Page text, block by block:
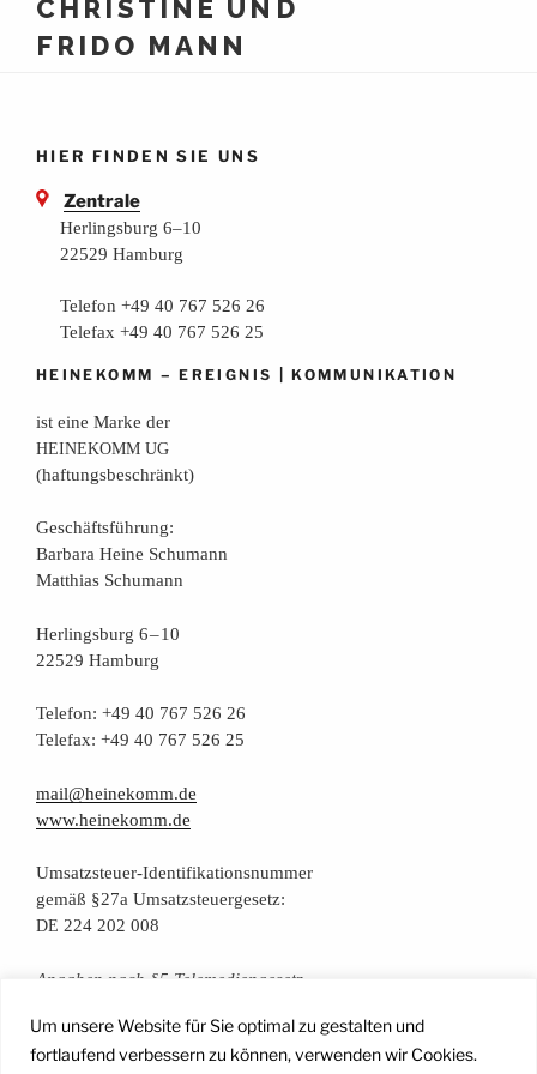
Um unsere Website für Sie optimal zu gestalten und
fortlaufend verbessern zu können, verwenden wir Cookies.
CHRISTINE UND
FRIDO MANN
HIER FINDEN SIE UNS
Zentrale
Herlingsburg 6–10
22529 Hamburg
Telefon +49 40 767 526 26
Telefax +49 40 767 526 25
HEINEKOMM –EREIGNIS |KOMMUNIKATION
ist eine Mar­ke der
HEINEKOMM UG
(haf­tungs­be­schränkt)
Geschäfts­füh­rung:
Bar­ba­ra Hei­ne Schumann
Mat­thi­as Schumann
Her­lings­burg 6 – 10
22529 Hamburg
Tele­fon: +49 40 767 526 26
Tele­fax: +49 40 767 526 25
mail@heinekomm.de
www.heinekomm.de
Umsatz­steu­er-Iden­ti­fi­ka­ti­ons­num­mer
gemäß §27a Umsatzsteuergesetz:
DE 224 202 008
Anga­ben nach §5 Telemediengesetz
Daten­schutz­er­klä­rung